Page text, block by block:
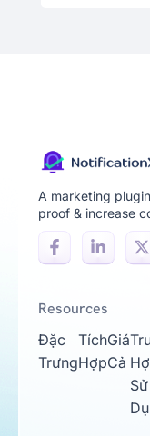
A marketing
proof & increase
Resources
Đặc
Trưng
Tích
Hợp
Giá
Cả
Sử